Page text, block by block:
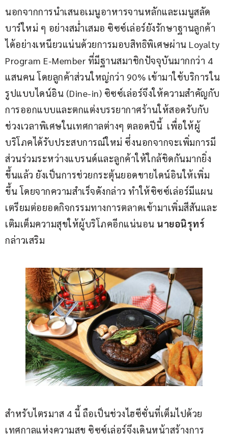
นอกจากการนำเสนอเมนูอาหารจานหลักและเมนูสลัด
บาร์ใหม่ ๆ อย่างสม่ำเสมอ ซิซซ์เล่อร์ยังรักษาฐานลูกค้า
ได้อย่างเหนียวแน่นด้วยการมอบสิทธิพิเศษผ่าน Loyalty
Program E-Member ที่มีฐานสมาชิกปัจจุบันมากกว่า 4
แสนคน โดยลูกค้าส่วนใหญ่กว่า 90% เข้ามาใช้บริการใน
รูปแบบไดน์อิน (Dine-in) ซิซซ์เล่อร์จึงให้ความสำคัญกับ
การออกแบบและตกแต่งบรรยากาศร้านให้สอดรับกับ
ช่วงเวลาพิเศษในเทศกาลต่างๆ ตลอดปีนี้  เพื่อให้ผู้
บริโภคได้รับประสบการณ์ใหม่ ซึ่งนอกจากจะเพิ่มการมี
ส่วนร่วมระหว่างแบรนด์และลูกค้าให้ใกล้ชิดกันมากยิ่ง
ขึ้นแล้ว ยังเป็นการช่วยกระตุ้นยอดขายไดน์อินให้เพิ่ม
ขึ้น โดยจากความสำเร็จดังกล่าว ทำให้ซิซซ์เล่อร์มีแผน
เตรียมต่อยอดกิจกรรมทางการตลาดเข้ามาเพิ่มสีสันและ
เติมเต็มความสุขให้ผู้บริโภคอีกแน่นอน นายอนิรุทร์
กล่าวเสริม
สำหรับไตรมาส 4 นี้ ถือเป็นช่วงไฮซีซั่นที่เต็มไปด้วย
เทศกาลแห่งความสุข ซิซซ์เล่อร์จึงเดินหน้าสร้างการ